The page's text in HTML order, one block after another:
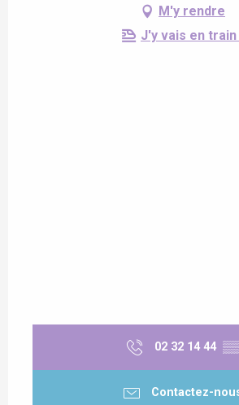
M'y rendre
J'y vais en train
02 32 14 44 ▒▒
Contactez-